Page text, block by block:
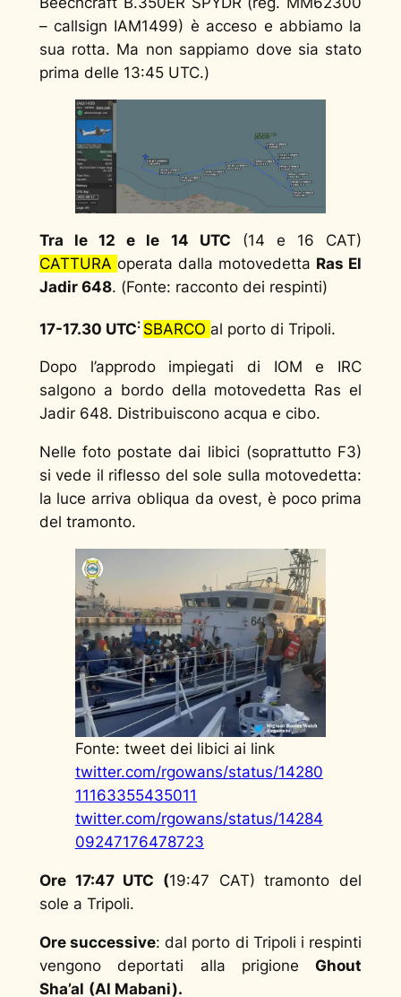
– callsign IAM1499) è acceso e abbiamo la
sua rotta. Ma non sappiamo dove sia stato
prima delle 13:45 UTC.)
Tra le 12 e le 14 UTC (14 e 16 CAT)
CATTURA operata dalla motovedetta Ras El
Jadir 648. (Fonte: racconto dei respinti)
17-17.30 UTC: SBARCO al porto di Tripoli.
Dopo l’approdo impiegati di IOM e IRC
salgono a bordo della motovedetta Ras el
Jadir 648. Distribuiscono acqua e cibo.
Nelle foto postate dai libici (soprattutto F3)
si vede il riflesso del sole sulla motovedetta:
la luce arriva obliqua da ovest, è poco prima
del tramonto.
Fonte: tweet dei libici ai link
twitter.com/rgowans/status/14280
11163355435011
twitter.com/rgowans/status/14284
09247176478723
Ore 17:47 UTC (19:47 CAT) tramonto del
sole a Tripoli.
Ore successive: dal porto di Tripoli i respinti
vengono deportati alla prigioneGhout
Sha’al (Al Mabani).